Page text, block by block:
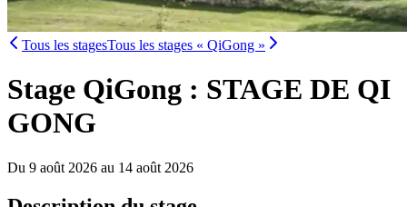
Tous les stagesTous les stages « QiGong »
Stage QiGong : STAGE DE QI
GONG
Du 9 août 2026 au 14 août 2026